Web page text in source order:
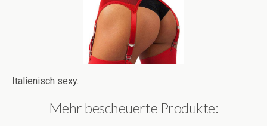
Italienisch sexy.
Mehr bescheuerte Produkte: